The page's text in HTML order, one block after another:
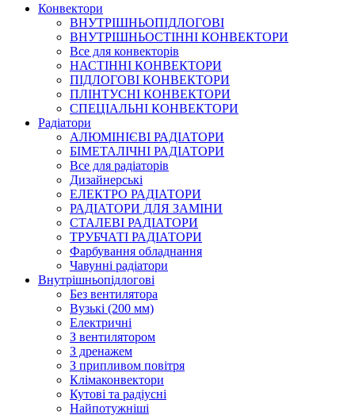
Конвектори
ВНУТРІШНЬОПІДЛОГОВІ
ВНУТРІШНЬОСТІННІ КОНВЕКТОРИ
Все для конвекторів
НАСТІННІ КОНВЕКТОРИ
ПІДЛОГОВІ КОНВЕКТОРИ
ПЛІНТУСНІ КОНВЕКТОРИ
СПЕЦІАЛЬНІ КОНВЕКТОРИ
Радіатори
АЛЮМІНІЄВІ РАДІАТОРИ
БІМЕТАЛІЧНІ РАДІАТОРИ
Все для радіаторів
Дизайнерські
ЕЛЕКТРО РАДІАТОРИ
РАДІАТОРИ ДЛЯ ЗАМІНИ
СТАЛЕВІ РАДІАТОРИ
ТРУБЧАТІ РАДІАТОРИ
Фарбування обладнання
Чавунні радіатори
Внутрішньопідлогові
Без вентилятора
Вузькі (200 мм)
Електричні
З вентилятором
З дренажем
З припливом повітря
Клімаконвектори
Кутові та радіусні
Найпотужніші